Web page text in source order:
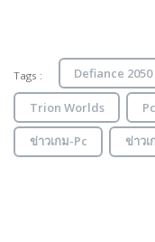
Tags : Defiance 2050
Trion Worlds
ข่าวเกม-Pc ข่าว